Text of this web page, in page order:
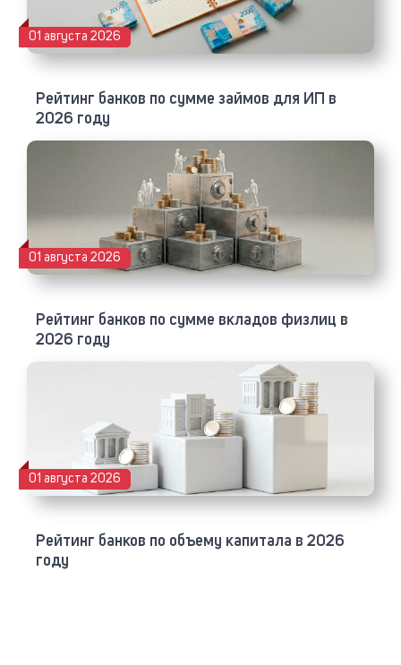
Рейтинг банков по сумме займов для ИП в
2026 году
01 августа 2026
Рейтинг банков по сумме вкладов физлиц в
2026 году
01 августа 2026
Рейтинг банков по объему капитала в 2026
году
01 августа 2026